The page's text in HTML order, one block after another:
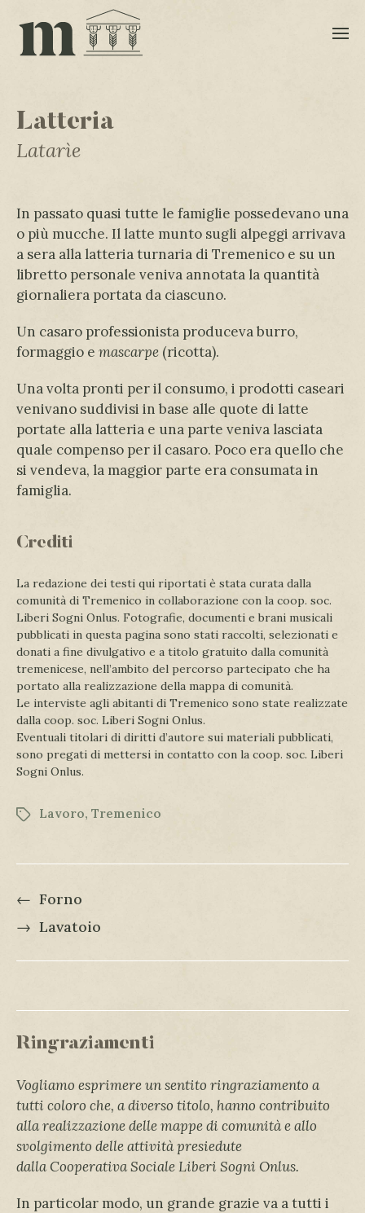
Latteria
Latarìe
In passato quasi tutte le famiglie possedevano una
o più mucche. Il latte munto sugli alpeggi arrivava
a sera alla latteria turnaria di Tremenico e su un
libretto personale veniva annotata la quantità
giornaliera portata da ciascuno.
Un casaro professionista produceva burro,
formaggio e mascarpe (ricotta).
Una volta pronti per il consumo, i prodotti caseari
venivano suddivisi in base alle quote di latte
portate alla latteria e una parte veniva lasciata
quale compenso per il casaro. Poco era quello che
si vendeva, la maggior parte era consumata in
famiglia.
Crediti
La redazione dei testi qui riportati è stata curata dalla
comunità di Tremenico in collaborazione con la coop. soc.
Liberi Sogni Onlus. Fotografie, documenti e brani musicali
pubblicati in questa pagina sono stati raccolti, selezionati e
donati a fine divulgativo e a titolo gratuito dalla comunità
tremenicese, nell’ambito del percorso partecipato che ha
portato alla realizzazione della mappa di comunità.
Le interviste agli abitanti di Tremenico sono state realizzate
dalla coop. soc. Liberi Sogni Onlus.
Eventuali titolari di diritti d’autore sui materiali pubblicati,
sono pregati di mettersi in contatto con la coop. soc. Liberi
Sogni Onlus.
Lavoro, Tremenico
← Forno
→ Lavatoio
Ringraziamenti
Vogliamo esprimere un sentito ringraziamento a
tutti coloro che, a diverso titolo, hanno contribuito
alla realizzazione delle mappe di comunità e allo
svolgimento delle attività presiedute
dallaCooperativa Sociale Liberi Sogni Onlus.
In particolar modo, un grande grazie va a tutti i